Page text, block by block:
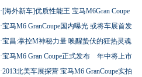
·[海外新车]优质性能王 宝马M6Gran Coupe
·宝马M6 GranCoupe国内曝光 或将车展首发
·宝昌:掌控M神秘力量 唤醒蛰伏的狂热灵魂
·宝马M6 Gran Coupe正式发布 年中将上市
·2013北美车展探营 宝马M6 GranCoupe实拍